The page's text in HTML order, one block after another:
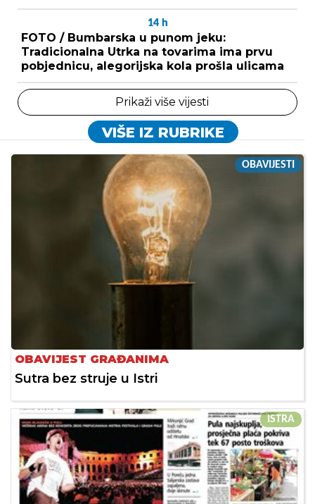
14 h
FOTO / Bumbarska u punom jeku:
Tradicionalna Utrka na tovarima ima prvu
pobjednicu, alegorijska kola prošla ulicama
Prikaži više vijesti
VIŠE IZ RUBRIKE
OBAVIJESTI
OBAVIJEST GRAĐANIMA
Sutra bez struje u Istri
ISTRA